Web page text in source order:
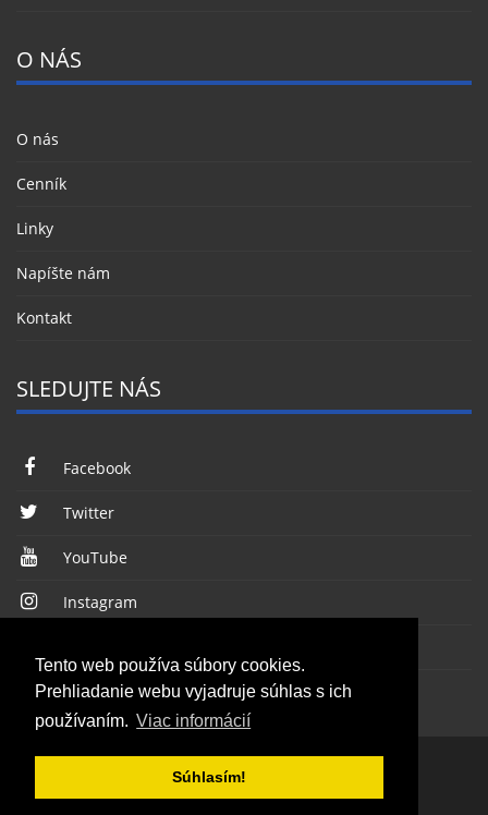
Tento web používa súbory cookies.
Prehliadanie webu vyjadruje súhlas s ich
používaním. Viac informácií
Súhlasím!
O NÁS
O nás
Cenník
Linky
Napíšte nám
Kontakt
SLEDUJTE NÁS
Facebook
Twitter
YouTube
Instagram
© 2026, Všetky práva vyhradené, WINTER média, a.s.
Webdizajn:Grappastudio&Enjoy :)